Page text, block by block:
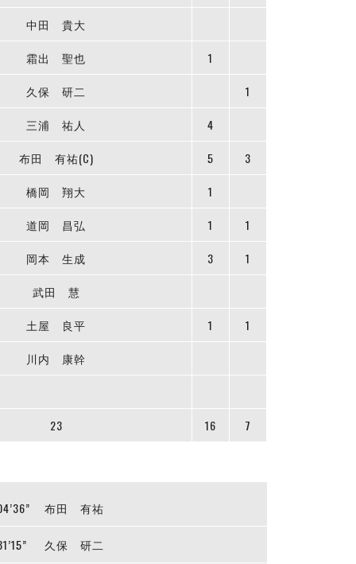
中田 貴大
霜出 聖也
1
久保 研二
1
三浦 祐人
4
布田 有祐(C)
5
3
橋岡 翔大
1
道岡 昌弘
1
1
岡本 生成
3
1
武田 慧
土屋 良平
1
1
川内 康幹
23 16 7
布田 有祐
久保 研二